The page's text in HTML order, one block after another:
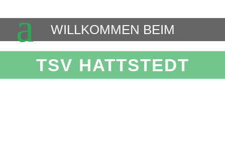
WILLKOMMEN BEIM
TSV HATTSTEDT